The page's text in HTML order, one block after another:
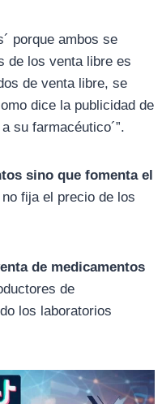
porque ambos se
de los venta libre es
de venta libre, se
dice la publicidad de
su farmacéutico´”.
sino que fomenta el
fija el precio de los
de medicamentos
de
los laboratorios